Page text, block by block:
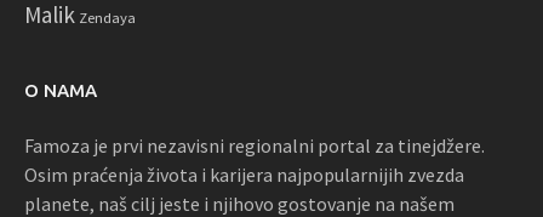
Malik Zendaya
O NAMA
Famoza je prvi nezavisni regionalni portal za tinejdžere.
Osim praćenja života i karijera najpopularnijih zvezda
planete, naš cilj jeste i njihovo gostovanje na našem